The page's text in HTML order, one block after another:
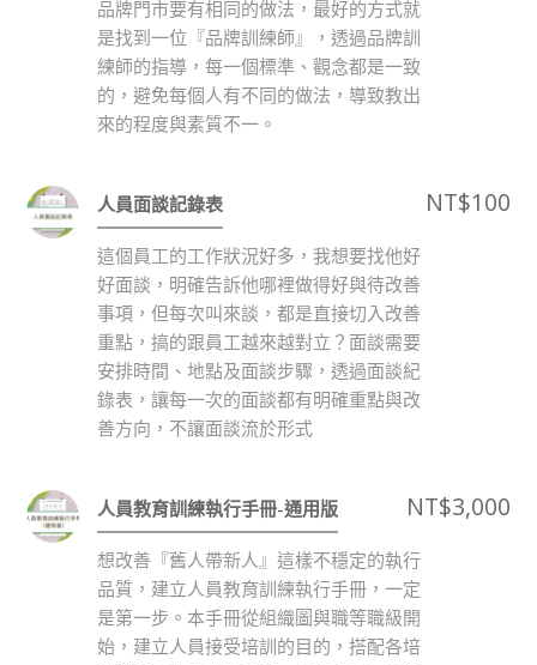
品牌門市要有相同的做法，最好的方式就
是找到一位『品牌訓練師』，透過品牌訓
練師的指導，每一個標準、觀念都是一致
的，避免每個人有不同的做法，導致教出
來的程度與素質不一。
人員面談記錄表 NT$100
這個員工的工作狀況好多，我想要找他好
好面談，明確告訴他哪裡做得好與待改善
事項，但每次叫來談，都是直接切入改善
重點，搞的跟員工越來越對立？面談需要
安排時間、地點及面談步驟，透過面談紀
錄表，讓每一次的面談都有明確重點與改
善方向，不讓面談流於形式
人員教育訓練執行手冊-通用版 NT$3,000
想改善『舊人帶新人』這樣不穩定的執行
品質，建立人員教育訓練執行手冊，一定
是第一步。本手冊從組織圖與職等職級開
始，建立人員接受培訓的目的，搭配各培